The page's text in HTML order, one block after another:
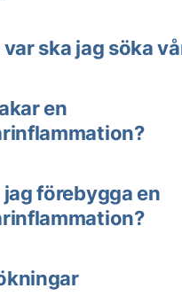
ska jag söka
en
jag förebygga en